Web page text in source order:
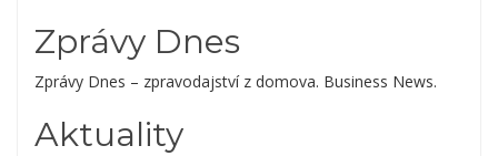
Zprávy Dnes
Zprávy Dnes – zpravodajství z domova. Business News.
Aktuality